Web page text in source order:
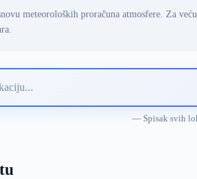
meteoroloških proračuna atmosfere. Za
— Spisak svih